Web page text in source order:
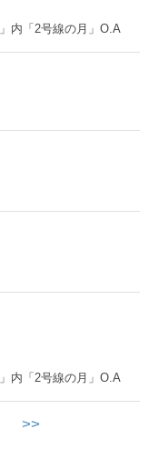
内「2号線の月」O.A
内「2号線の月」O.A
>>